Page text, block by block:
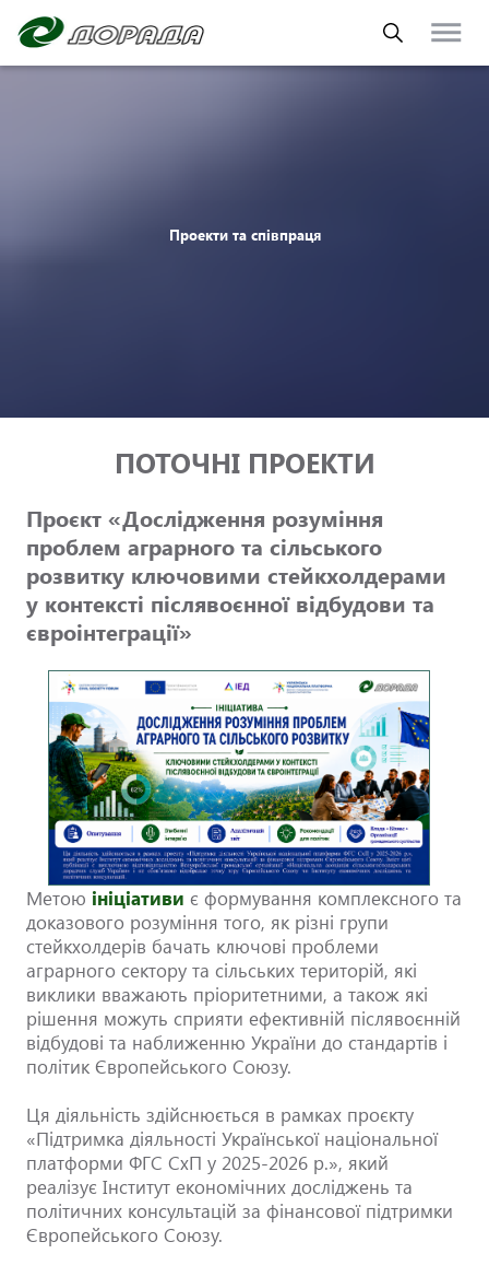
Проекти та співпраця
ПОТОЧНІ ПРОЕКТИ
Проєкт «Дослідження розуміння
проблем аграрного та сільського
розвитку ключовими стейкхолдерами
у контексті післявоєнної відбудови та
євроінтеграції»
Метою ініціативи є формування комплексного та
доказового розуміння того, як різні групи
стейкхолдерів бачать ключові проблеми
аграрного сектору та сільських територій, які
виклики вважають пріоритетними, а також які
рішення можуть сприяти ефективній післявоєнній
відбудові та наближенню України до стандартів і
політик Європейського Союзу.
Ця діяльність здійснюється в рамках проєкту
«Підтримка діяльності Української національної
платформи ФГС СхП у 2025-2026 р.», який
реалізує Інститут економічних досліджень та
політичних консультацій за фінансової підтримки
Європейського Союзу.